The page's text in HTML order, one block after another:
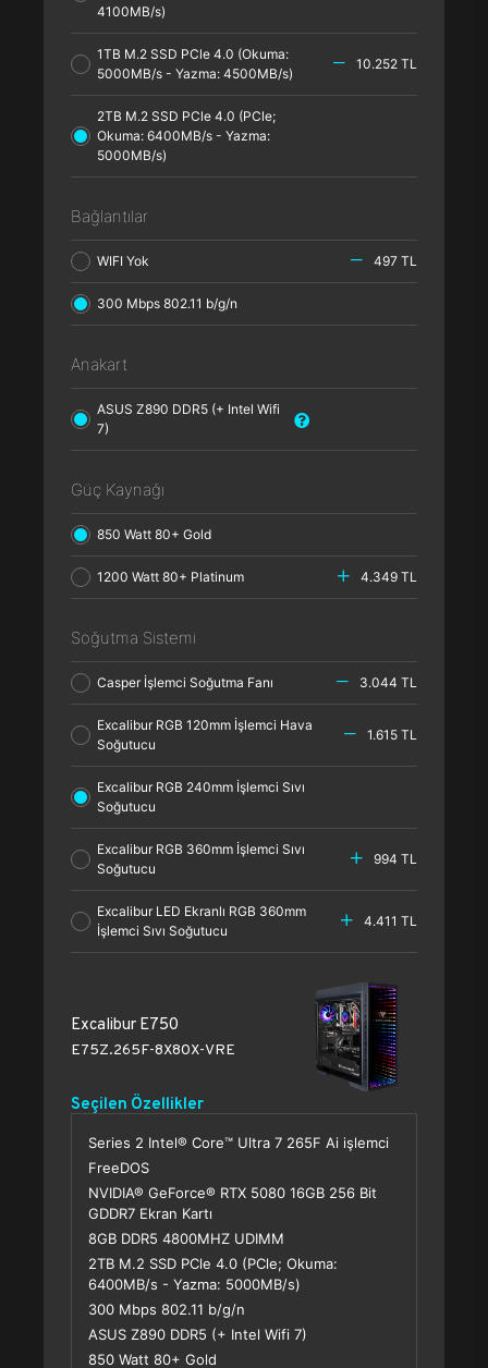
4100MB/s)
1TB M.2 SSD PCle 4.0 (Okuma:
5000MB/s - Yazma: 4500MB/s)
10.252 TL
2TB M.2 SSD PCle 4.0 (PCle;
Okuma: 6400MB/s - Yazma:
5000MB/s)
Bağlantılar
WIFI Yok 497 TL
300 Mbps 802.11 b/g/n
Anakart
ASUS Z890 DDR5 (+ Intel Wifi
7)
Güç Kaynağı
850 Watt 80+ Gold
1200 Watt 80+ Platinum 4.349 TL
Soğutma Sistemi
Casper İşlemci Soğutma Fanı 3.044 TL
Excalibur RGB 120mm İşlemci Hava
Soğutucu
1.615 TL
Excalibur RGB 240mm İşlemci Sıvı
Soğutucu
Excalibur RGB 360mm İşlemci Sıvı
Soğutucu
994 TL
Excalibur LED Ekranlı RGB 360mm
İşlemci Sıvı Soğutucu
4.411 TL
Excalibur E750
E75Z.265F-8X80X-VRE
Seçilen Özellikler
Series 2 Intel® Core™ Ultra 7 265F Ai işlemci
FreeDOS
NVIDIA® GeForce® RTX 5080 16GB 256 Bit
GDDR7 Ekran Kartı
8GB DDR5 4800MHZ UDIMM
2TB M.2 SSD PCle 4.0 (PCle; Okuma:
6400MB/s - Yazma: 5000MB/s)
300 Mbps 802.11 b/g/n
ASUS Z890 DDR5 (+ Intel Wifi 7)
850 Watt 80+ Gold